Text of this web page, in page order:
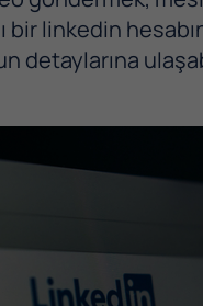
bir linkedin
detaylarına